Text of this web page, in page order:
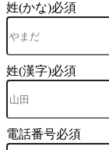
姓(かな)必須
姓(漢字)必須
電話番号必須